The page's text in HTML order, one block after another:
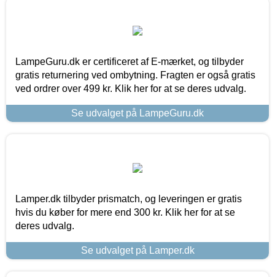
LampeGuru.dk er certificeret af E-mærket, og tilbyder
gratis returnering ved ombytning. Fragten er også gratis
ved ordrer over 499 kr. Klik her for at se deres udvalg.
Se udvalget på LampeGuru.dk
Lamper.dk tilbyder prismatch, og leveringen er gratis
hvis du køber for mere end 300 kr. Klik her for at se
deres udvalg.
Se udvalget på Lamper.dk